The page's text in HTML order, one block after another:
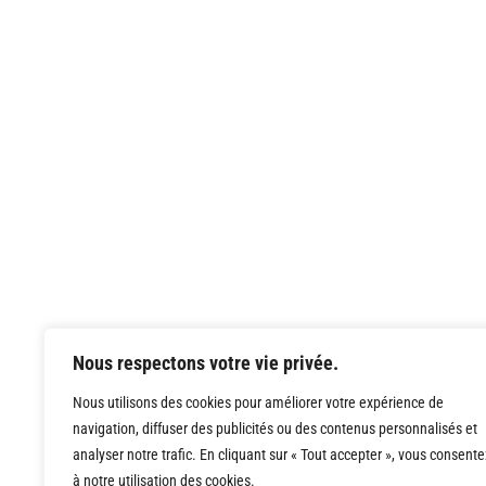
Nous respectons votre vie privée.
Nous utilisons des cookies pour améliorer votre expérience de
navigation, diffuser des publicités ou des contenus personnalisés et
analyser notre trafic. En cliquant sur « Tout accepter », vous
à notre utilisation des cookies.